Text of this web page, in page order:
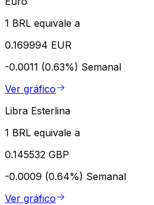
1 BRL equivale a
0.169994 EUR
-0.0011 (0.63%) Semanal
Ver gráfico
Libra Esterlina
1 BRL equivale a
0.145532 GBP
-0.0009 (0.64%) Semanal
Ver gráfico